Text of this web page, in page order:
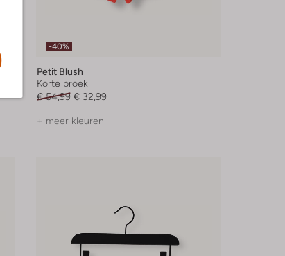
-40%
Petit Blush
Korte broek
€ 54,99 € 32,99
+ meer kleuren